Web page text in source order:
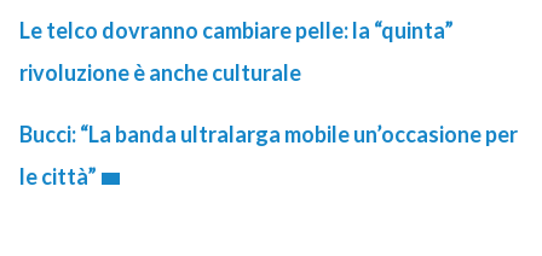
Le telco dovranno cambiare pelle: la “quinta”
rivoluzione è anche culturale
Bucci: “La banda ultralarga mobile un’occasione per
le città”